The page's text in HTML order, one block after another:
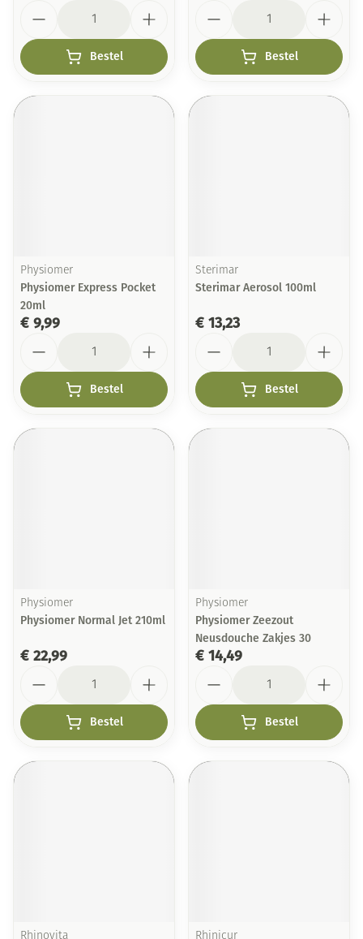
Bestel Bestel
Physiomer
Physiomer Express Pocket
20ml
€ 9,99
Bestel
Sterimar
Sterimar Aerosol 100ml
€ 13,23
Bestel
Physiomer
Physiomer Normal Jet 210ml
€ 22,99
Bestel
Physiomer
Physiomer Zeezout
Neusdouche Zakjes 30
€ 14,49
Bestel
Rhinovita Rhinicur